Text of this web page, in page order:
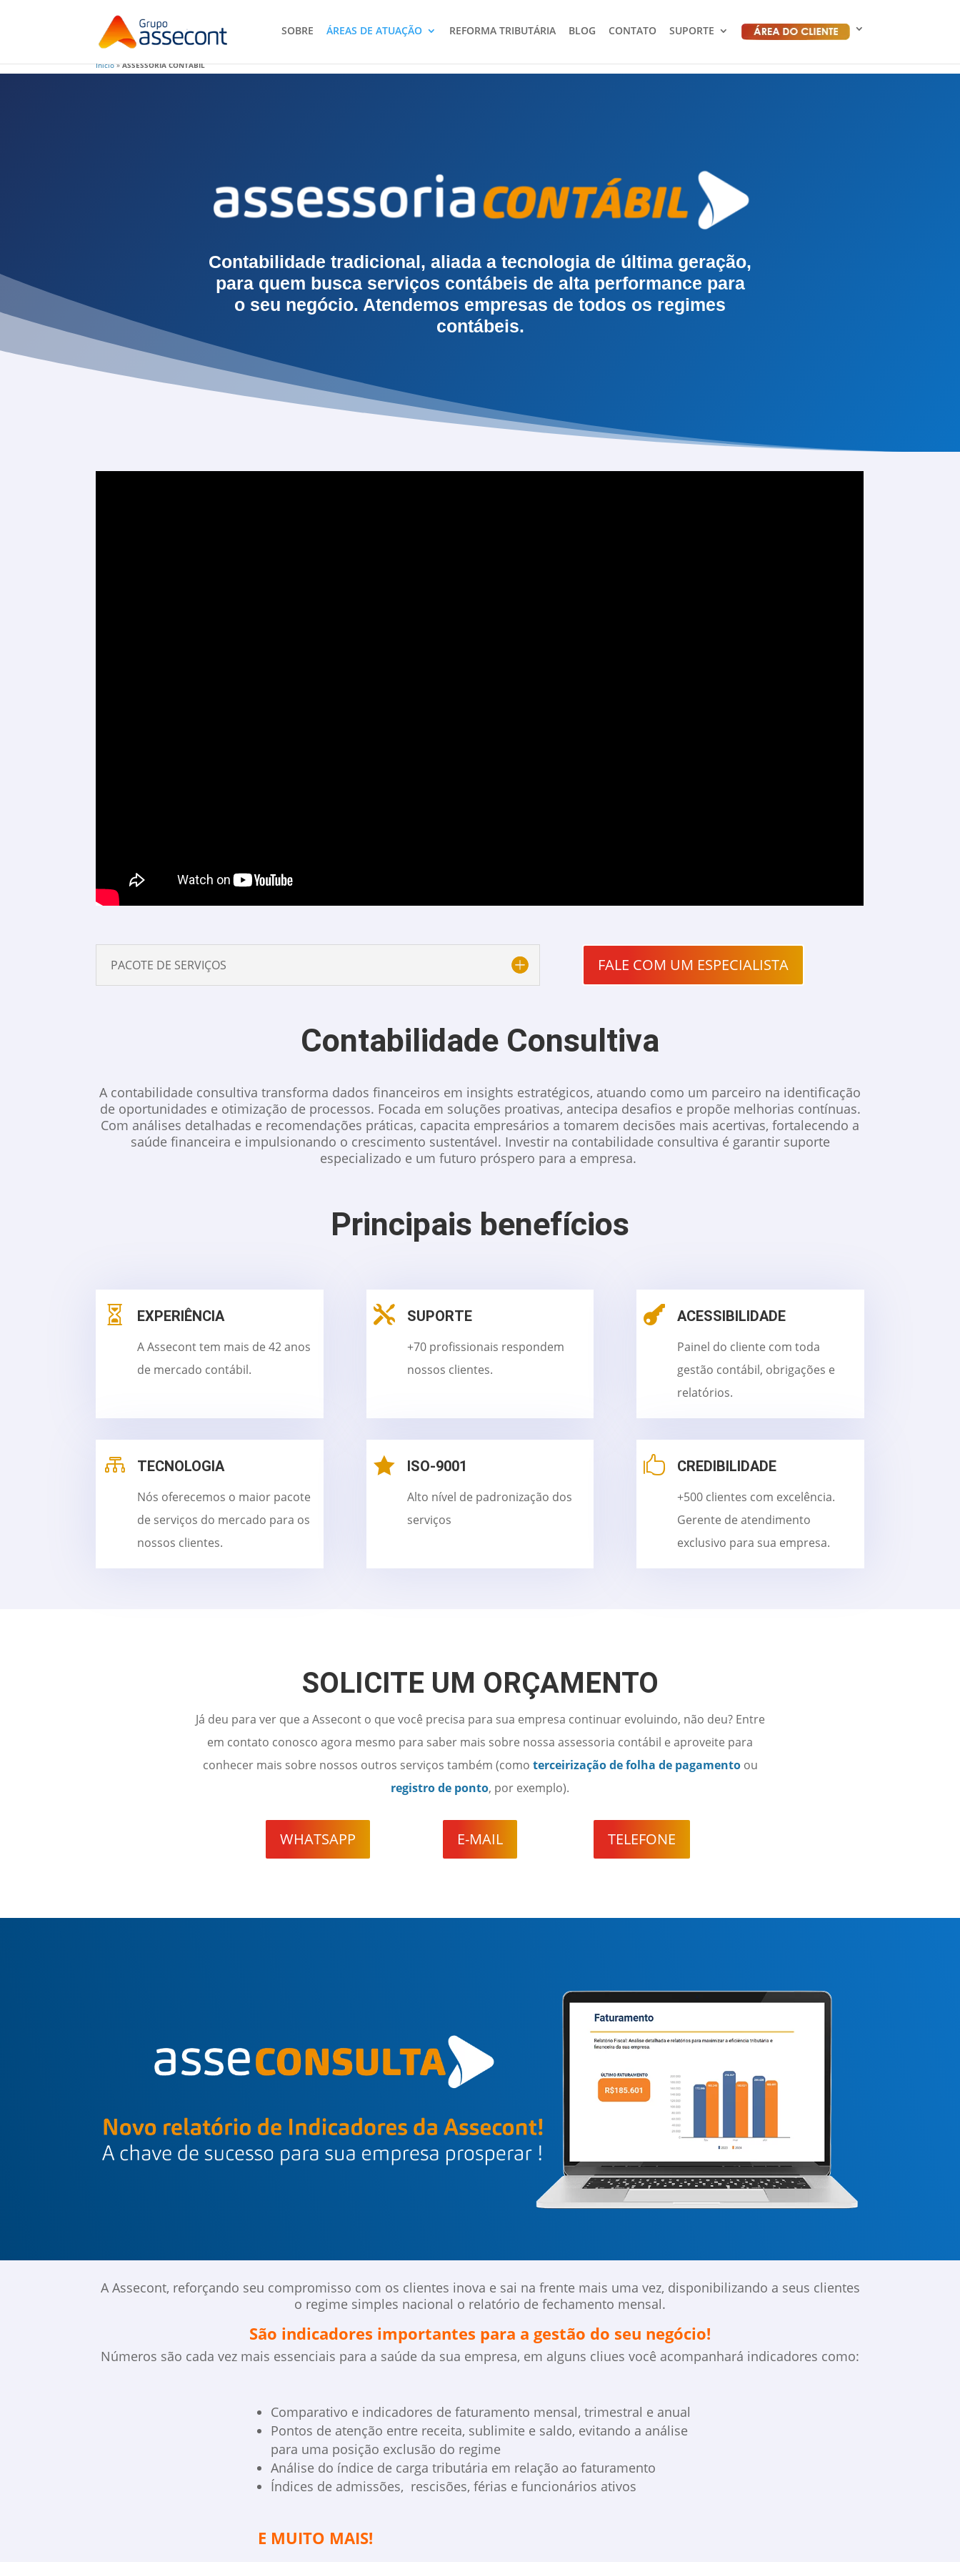
SOBRE ÁREAS DE ATUAÇÃO REFORMA TRIBUTÁRIA BLOG CONTATO SUPORTE
Início»ASSESSORIA CONTÁBIL
Contabilidade tradicional, aliada a tecnologia de última geração,
para quem busca serviços contábeis de alta performance para
o seu negócio. Atendemos empresas de todos os regimes
contábeis.
PACOTE DE SERVIÇOS FALE COM UM ESPECIALISTA
Contabilidade Consultiva
A contabilidade consultiva transforma dados financeiros em insights estratégicos, atuando como um parceiro na identificação
de oportunidades e otimização de processos. Focada em soluções proativas, antecipa desafios e propõe melhorias contínuas.
Com análises detalhadas e recomendações práticas, capacita empresários a tomarem decisões mais acertivas, fortalecendo a
saúde financeira e impulsionando o crescimento sustentável. Investir na contabilidade consultiva é garantir suporte
especializado e um futuro próspero para a empresa.
Principais benefícios
 EXPERIÊNCIA
A Assecont tem mais de 42 anos
de mercado contábil.
 TECNOLOGIA
Nós oferecemos o maior pacote
de serviços do mercado para os
nossos clientes.
 SUPORTE
+70 profissionais respondem
nossos clientes.
 ISO-9001
Alto nível de padronização dos
serviços
 ACESSIBILIDADE
Painel do cliente com toda
gestão contábil, obrigações e
relatórios.
 CREDIBILIDADE
+500 clientes com excelência.
Gerente de atendimento
exclusivo para sua empresa.
SOLICITE UM ORÇAMENTO
Já deu para ver que a Assecont o que você precisa para sua empresa continuar evoluindo, não deu? Entre
em contato conosco agora mesmo para saber mais sobre nossa assessoria contábil e aproveite para
conhecer mais sobre nossos outros serviços também (como terceirização de folha de pagamentoou
registro de ponto, por exemplo).
WHATSAPP E-MAIL TELEFONE
A Assecont, reforçando seu compromisso com os clientes inova e sai na frente mais uma vez, disponibilizando a seus clientes
o regime simples nacional o relatório de fechamento mensal.
São indicadores importantes para a gestão do seu negócio!
Números são cada vez mais essenciais para a saúde da sua empresa, em alguns cliues você acompanhará indicadores como:
Comparativo e indicadores de faturamento mensal, trimestral e anual
Pontos de atenção entre receita, sublimite e saldo, evitando a análise
para uma posição exclusão do regime
Análise do índice de carga tributária em relação ao faturamento
Índices de admissões, rescisões, férias e funcionários ativos
E MUITO MAIS!